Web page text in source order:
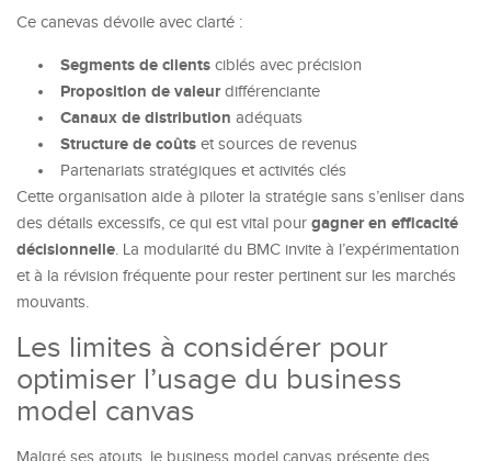
Ce canevas dévoile avec clarté :
Segments de clients ciblés avec précision
Proposition de valeurdifférenciante
Canaux de distribution adéquats
Structure de coûts et sources de revenus
Partenariats stratégiques et activités clés
Cette organisation aide à piloter la stratégie sans s’enliser dans
des détails excessifs, ce qui est vital pour gagner en efficacité
décisionnelle. La modularité du BMC invite à l’expérimentation
et à la révision fréquente pour rester pertinent sur les marchés
mouvants.
Les limites à considérer pour
optimiser l’usage du business
model canvas
Malgré ses atouts, le business model canvas présente des